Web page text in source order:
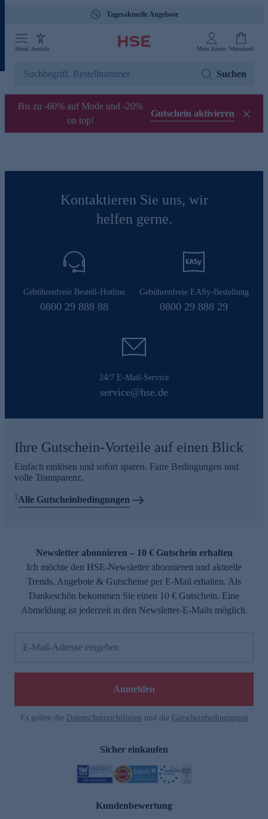
Tagesaktuelle Angebote
Menü Ansicht Mein Konto Warenkorb
Suchen
Bis zu -60% auf Mode und -20%
on top!
Gutschein aktivieren
Kontaktieren Sie uns, wir
helfen gerne.
Gebührenfreie Bestell-Hotline
0800 29 888 88
Gebührenfreie EASy-Bestellung
0800 29 888 29
24/7 E-Mail-Service
service@hse.de
Ihre Gutschein-Vorteile auf einen Blick
Einfach einlösen und sofort sparen. Faire Bedingungen und
volle Transparenz.
1Alle Gutscheinbedingungen
Newsletter abonnieren – 10 € Gutschein erhalten
Ich möchte den HSE-Newsletter abonnieren und aktuelle
Trends, Angebote & Gutscheine per E-Mail erhalten. Als
Dankeschön bekommen Sie einen 10 € Gutschein. Eine
Abmeldung ist jederzeit in den Newsletter-E-Mails möglich.
E-Mail-Adresse eingeben
Anmelden
Es gelten die Datenschutzrichtlinien und die Gutscheinbedingungen
Sicher einkaufen
Kundenbewertung